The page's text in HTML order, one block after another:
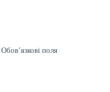
Обов’язкові поля